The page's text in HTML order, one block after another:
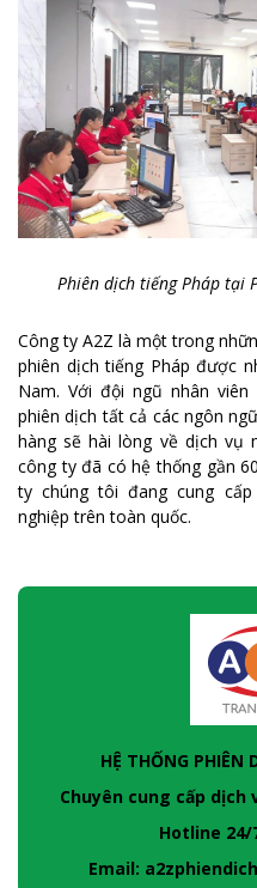
Phiên dịch tiếng Pháp tại
Công ty A2Z là một trong
phiên dịch tiếng Pháp được
Nam. Với đội ngũ nhân
phiên dịch tất cả các ngôn
hàng sẽ hài lòng về dịch vụ
công ty đã có hệ thống gần
ty chúng tôi đang cung cấp
nghiệp trên toàn quốc.
HỆ THỐNG PHIÊN
Chuyên cung cấp
Hotline 24/
Email: